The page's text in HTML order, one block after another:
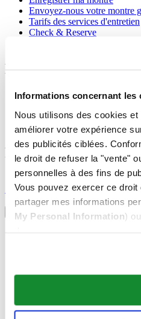
Informations concernant les
Nous utilisons des cookies
améliorer votre expérience
des publicités ciblées.
le droit de refuser la "vente"
personnelles à des fins de
Vous pouvez exercer ce
partager mes informations
My Personal Information)
Envoyez-nous votre montre
Tarifs des services d'entretien
Check & Reserve
Mentions légales
Conditions d'utilisation
Informations concernant les
Conditions de vente
Rejoignez le club
S'inscrire pour recevoir des
S'inscrire
Sélectionner un pays/une région
Sélecteur de langue
Français
简体中文